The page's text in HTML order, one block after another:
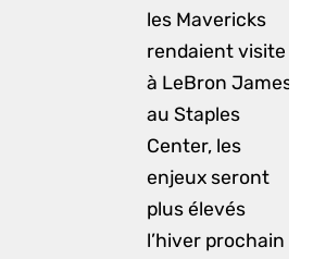
les Mavericks
rendaient visite
à LeBron James
au Staples
Center, les
enjeux seront
plus élevés
l’hiver prochain